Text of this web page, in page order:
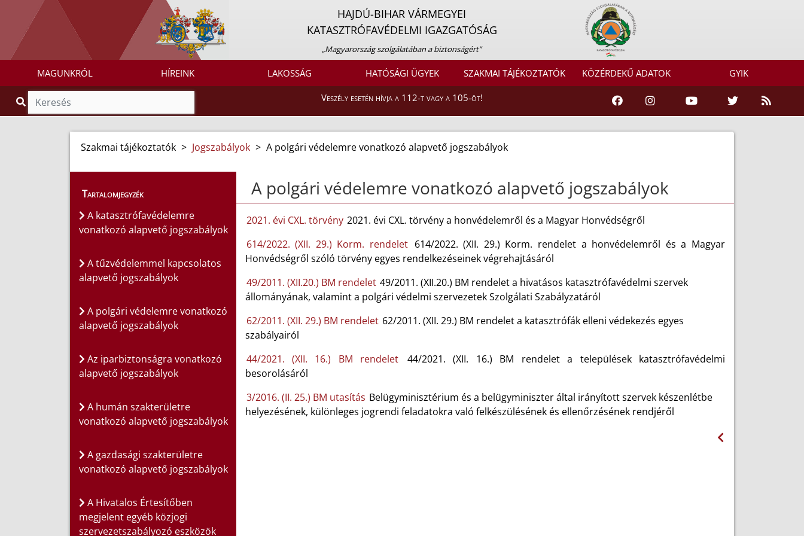
HAJDÚ-BIHAR VÁRMEGYEI
KATASZTRÓFAVÉDELMI IGAZGATÓSÁG
„Magyarország szolgálatában a biztonságért”
MAGUNKRÓL HÍREINK LAKOSSÁG HATÓSÁGI ÜGYEK SZAKMAI TÁJÉKOZTATÓK KÖZÉRDEKŰ ADATOK GYIK
Veszély esetén hívja a 112-t vagy a 105-öt!
Szakmai tájékoztatók > Jogszabályok > A polgári védelemre vonatkozó alapvető jogszabályok
Tartalomjegyzék
A katasztrófavédelemre
vonatkozó alapvető jogszabályok
A tűzvédelemmel kapcsolatos
alapvető jogszabályok
A polgári védelemre vonatkozó
alapvető jogszabályok
Az iparbiztonságra vonatkozó
alapvető jogszabályok
A humán szakterületre
vonatkozó alapvető jogszabályok
A gazdasági szakterületre
vonatkozó alapvető jogszabályok
A Hivatalos Értesítőben
megjelent egyéb közjogi
szervezetszabályozó eszközök
A polgári védelemre vonatkozó alapvető jogszabályok
2021. évi CXL. törvény 2021. évi CXL. törvény a honvédelemről és a Magyar Honvédségről
614/2022. (XII. 29.) Korm. rendelet 614/2022. (XII. 29.) Korm. rendelet a honvédelemről és a Magyar
Honvédségről szóló törvény egyes rendelkezéseinek végrehajtásáról
49/2011. (XII.20.) BM rendelet 49/2011. (XII.20.) BM rendelet a hivatásos katasztrófavédelmi szervek
állományának, valamint a polgári védelmi szervezetek Szolgálati Szabályzatáról
62/2011. (XII. 29.) BM rendelet 62/2011. (XII. 29.) BM rendelet a katasztrófák elleni védekezés egyes
szabályairól
44/2021. (XII. 16.) BM rendelet
44/2021. (XII. 16.) BM rendelet a települések katasztrófavédelmi
besorolásáról
3/2016. (II. 25.) BM utasítás Belügyminisztérium és a belügyminiszter által irányított szervek készenlétbe
helyezésének, különleges jogrendi feladatokra való felkészülésének és ellenőrzésének rendjéről